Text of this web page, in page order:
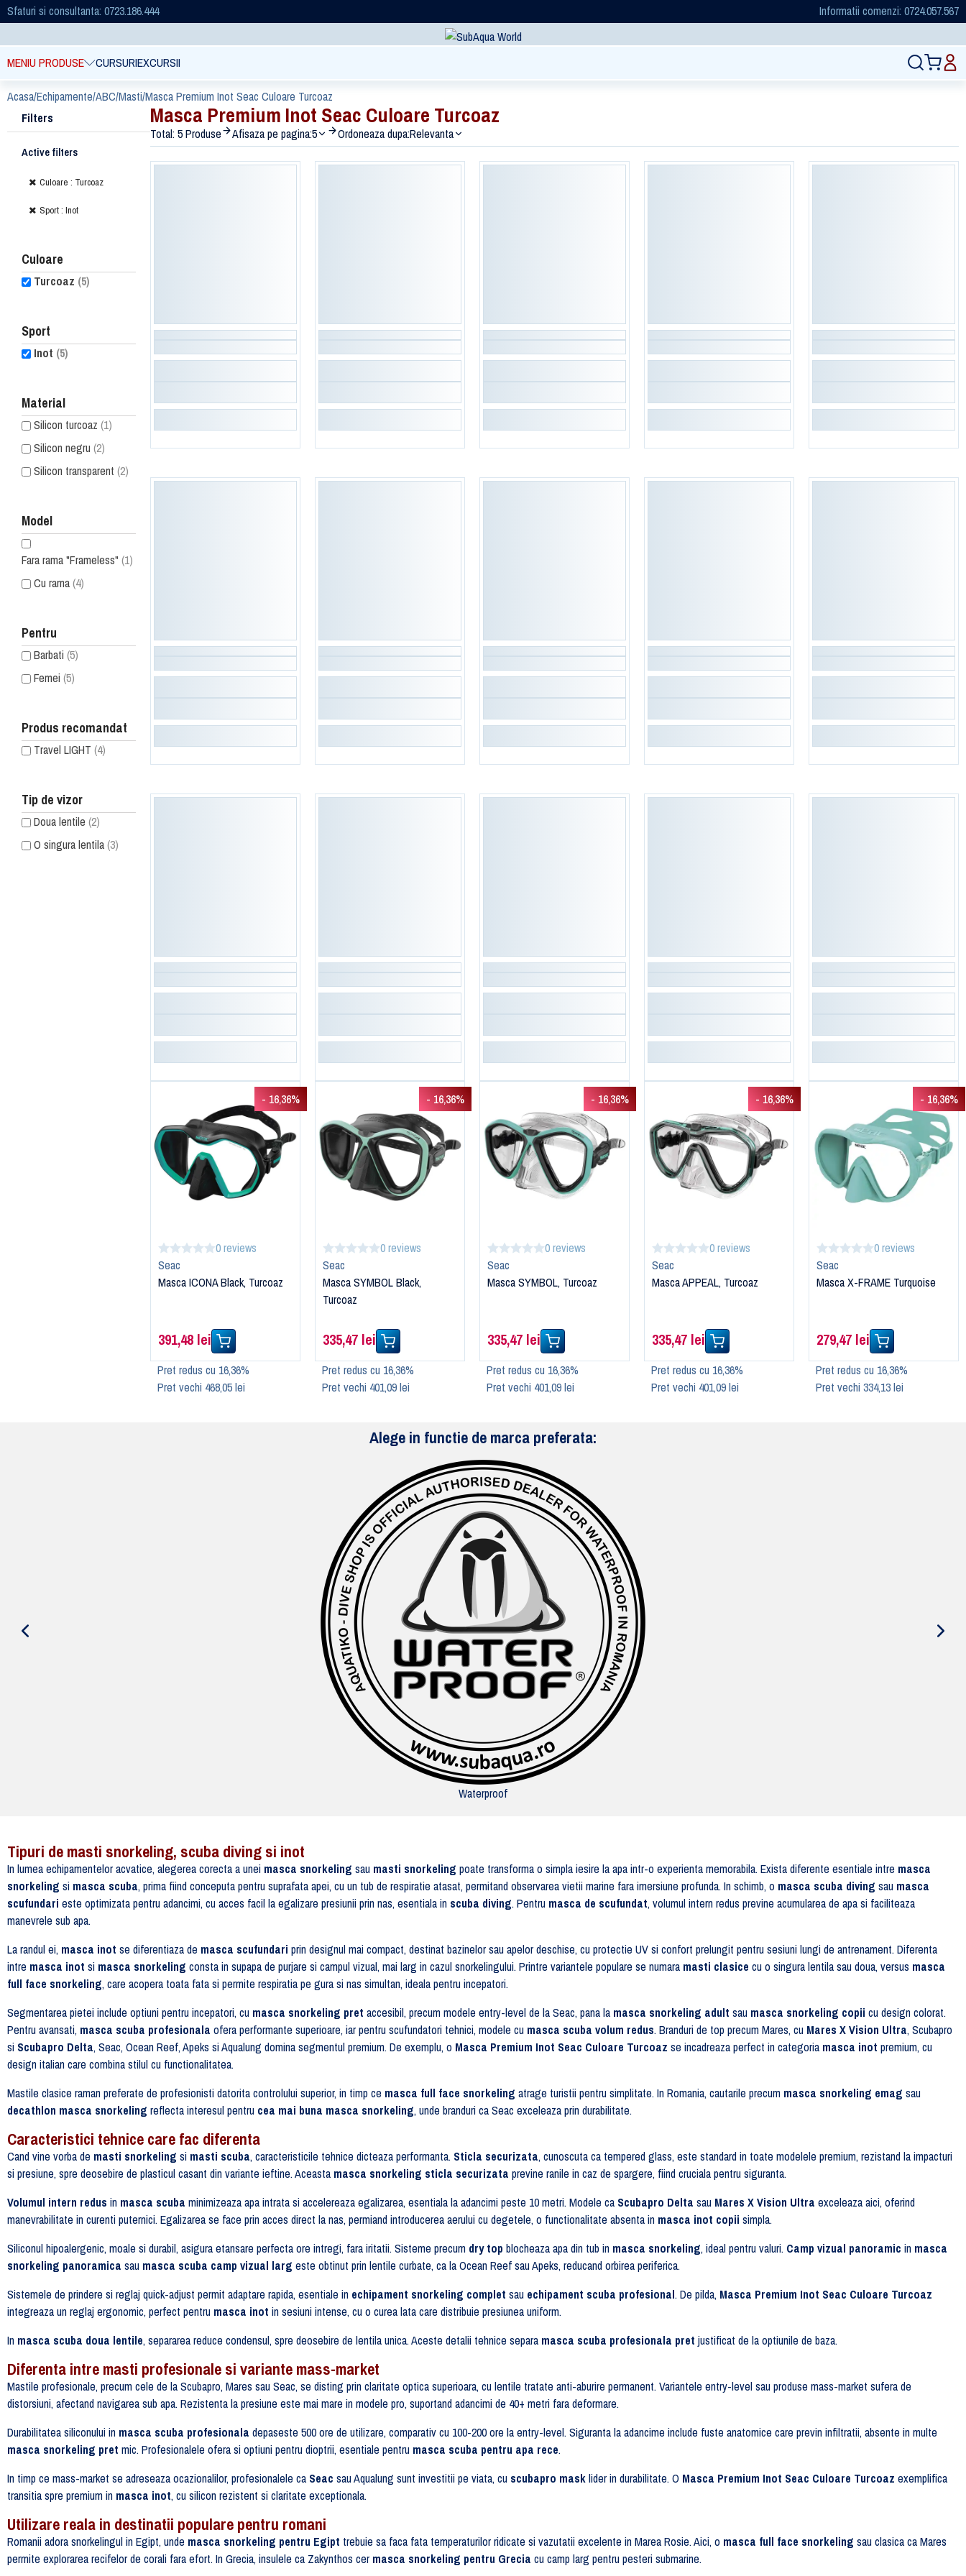
Sfaturi si consultanta: 0723.186.444 Informatii comenzi: 0724.057.567
MENIU PRODUSE CURSURIEXCURSII
Acasa/Echipamente/ABC/Masti/Masca Premium Inot Seac Culoare Turcoaz
Filters
Active filters
Culoare : Turcoaz
Sport : Inot
Culoare
Turcoaz (5)
Sport
Inot (5)
Material
Silicon turcoaz (1)
Silicon negru (2)
Silicon transparent (2)
Model
Fara rama "Frameless" (1)
Cu rama(4)
Pentru
Barbati (5)
Femei (5)
Produs recomandat
Travel LIGHT (4)
Tip de vizor
Doua lentile (2)
O singura lentila(3)
Masca Premium Inot Seac Culoare Turcoaz
Total: 5 Produse Afisaza pe pagina:5 Ordoneaza dupa:Relevanta
- 16,36%
0 reviews
Seac
Masca ICONA Black, Turcoaz
391,48 lei
Pret redus cu 16,36%
Pret vechi 468,05 lei
- 16,36%
0 reviews
Seac
Masca SYMBOL Black,
Turcoaz
335,47 lei
Pret redus cu 16,36%
Pret vechi 401,09 lei
- 16,36%
0 reviews
Seac
Masca SYMBOL, Turcoaz
335,47 lei
Pret redus cu 16,36%
Pret vechi 401,09 lei
- 16,36%
0 reviews
Seac
Masca APPEAL, Turcoaz
335,47 lei
Pret redus cu 16,36%
Pret vechi 401,09 lei
- 16,36%
0 reviews
Seac
Masca X-FRAME Turquoise
279,47 lei
Pret redus cu 16,36%
Pret vechi 334,13 lei
Alege in functie de marca preferata:
Waterproof
Tipuri de masti snorkeling, scuba diving si inot
In lumea echipamentelor acvatice, alegerea corecta a unei masca snorkeling sau masti snorkeling poate transforma o simpla iesire la apa intr-o experienta memorabila. Exista diferente esentiale intre masca
snorkeling si masca scuba, prima fiind conceputa pentru suprafata apei, cu un tub de respiratie atasat, permitand observarea vietii marine fara imersiune profunda. In schimb, o masca scuba diving sau masca
scufundari este optimizata pentru adancimi, cu acces facil la egalizare presiunii prin nas, esentiala in scuba diving. Pentru masca de scufundat, volumul intern redus previne acumularea de apa si faciliteaza
manevrele sub apa.
La randul ei, masca inot se diferentiaza de masca scufundari prin designul mai compact, destinat bazinelor sau apelor deschise, cu protectie UV si confort prelungit pentru sesiuni lungi de antrenament. Diferenta
intre masca inot si masca snorkeling consta in supapa de purjare si campul vizual, mai larg in cazul snorkelingului. Printre variantele populare se numara masti clasice cu o singura lentila sau doua, versus masca
full face snorkeling, care acopera toata fata si permite respiratia pe gura si nas simultan, ideala pentru incepatori.
Segmentarea pietei include optiuni pentru incepatori, cu masca snorkeling pret accesibil, precum modele entry-level de la Seac, pana la masca snorkeling adult sau masca snorkeling copii cu design colorat.
Pentru avansati, masca scuba profesionala ofera performante superioare, iar pentru scufundatori tehnici, modele cu masca scuba volum redus. Branduri de top precum Mares, cu Mares X Vision Ultra, Scubapro
si Scubapro Delta, Seac, Ocean Reef, Apeks si Aqualung domina segmentul premium. De exemplu, o Masca Premium Inot Seac Culoare Turcoaz se incadreaza perfect in categoria masca inot premium, cu
design italian care combina stilul cu functionalitatea.
Mastile clasice raman preferate de profesionisti datorita controlului superior, in timp ce masca full face snorkeling atrage turistii pentru simplitate. In Romania, cautarile precum masca snorkeling emag sau
decathlon masca snorkeling reflecta interesul pentru cea mai buna masca snorkeling, unde branduri ca Seac exceleaza prin durabilitate.
Caracteristici tehnice care fac diferenta
Cand vine vorba de masti snorkeling si masti scuba, caracteristicile tehnice dicteaza performanta. Sticla securizata, cunoscuta ca tempered glass, este standard in toate modelele premium, rezistand la impacturi
si presiune, spre deosebire de plasticul casant din variante ieftine. Aceasta masca snorkeling sticla securizata previne ranile in caz de spargere, fiind cruciala pentru siguranta.
Volumul intern redus in masca scuba minimizeaza apa intrata si accelereaza egalizarea, esentiala la adancimi peste 10 metri. Modele ca Scubapro Delta sau Mares X Vision Ultra exceleaza aici, oferind
manevrabilitate in curenti puternici. Egalizarea se face prin acces direct la nas, permiand introducerea aerului cu degetele, o functionalitate absenta in masca inot copii simpla.
Siliconul hipoalergenic, moale si durabil, asigura etansare perfecta ore intregi, fara iritatii. Sisteme precum dry top blocheaza apa din tub in masca snorkeling, ideal pentru valuri. Camp vizual panoramic in masca
snorkeling panoramica sau masca scuba camp vizual larg este obtinut prin lentile curbate, ca la Ocean Reef sau Apeks, reducand orbirea periferica.
Sistemele de prindere si reglaj quick-adjust permit adaptare rapida, esentiale in echipament snorkeling complet sau echipament scuba profesional. De pilda, Masca Premium Inot Seac Culoare Turcoaz
integreaza un reglaj ergonomic, perfect pentru masca inot in sesiuni intense, cu o curea lata care distribuie presiunea uniform.
In masca scuba doua lentile, separarea reduce condensul, spre deosebire de lentila unica. Aceste detalii tehnice separa masca scuba profesionala pret justificat de la optiunile de baza.
Diferenta intre masti profesionale si variante mass-market
Mastile profesionale, precum cele de la Scubapro, Mares sau Seac, se disting prin claritate optica superioara, cu lentile tratate anti-aburire permanent. Variantele entry-level sau produse mass-market sufera de
distorsiuni, afectand navigarea sub apa. Rezistenta la presiune este mai mare in modele pro, suportand adancimi de 40+ metri fara deformare.
Durabilitatea siliconului in masca scuba profesionala depaseste 500 ore de utilizare, comparativ cu 100-200 ore la entry-level. Siguranta la adancime include fuste anatomice care previn infiltratii, absente in multe
masca snorkeling pret mic. Profesionalele ofera si optiuni pentru dioptrii, esentiale pentru masca scuba pentru apa rece.
In timp ce mass-market se adreseaza ocazionalilor, profesionalele ca Seac sau Aqualung sunt investitii pe viata, cu scubapro masklider in durabilitate. O Masca Premium Inot Seac Culoare Turcoaz exemplifica
transitia spre premium in masca inot, cu silicon rezistent si claritate exceptionala.
Utilizare reala in destinatii populare pentru romani
Romanii adora snorkelingul in Egipt, unde masca snorkeling pentru Egipt trebuie sa faca fata temperaturilor ridicate si vazutatii excelente in Marea Rosie. Aici, o masca full face snorkeling sau clasica ca Mares
permite explorarea recifelor de corali fara efort. In Grecia, insulele ca Zakynthos cer masca snorkeling pentru Grecia cu camp larg pentru pesteri submarine.